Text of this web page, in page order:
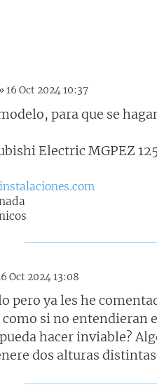
16 Oct 2024 10:37
para que se
Electric MGPEZ
Oct 2024 13:08
pero ya les he
si no entendieran
hacer inviable?
dos alturas